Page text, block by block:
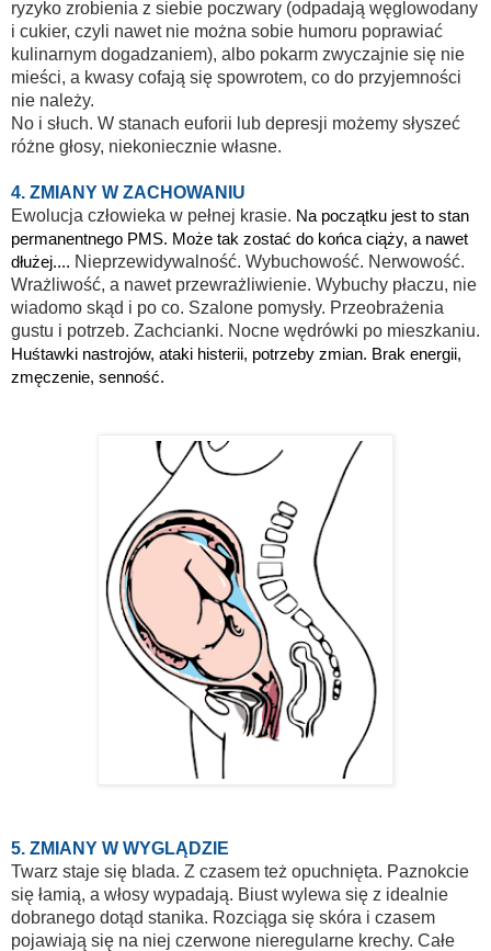
ryzyko zrobienia z siebie poczwary (odpadają węglowodany
i cukier, czyli nawet nie można sobie humoru poprawiać
kulinarnym dogadzaniem), albo pokarm zwyczajnie się nie
mieści, a kwasy cofają się spowrotem, co do przyjemności
nie należy.
No i słuch. W stanach euforii lub depresji możemy słyszeć
różne głosy, niekoniecznie własne.
4. ZMIANY W ZACHOWANIU
Ewolucja człowieka w pełnej krasie. Na początku jest to stan
permanentnego PMS. Może tak zostać do końca ciąży, a nawet
dłużej.... Nieprzewidywalność. Wybuchowość. Nerwowość.
Wrażliwość, a nawet przewrażliwienie. Wybuchy płaczu, nie
wiadomo skąd i po co. Szalone pomysły. Przeobrażenia
gustu i potrzeb. Zachcianki. Nocne wędrówki po mieszkaniu.
Huśtawki nastrojów, ataki histerii, potrzeby zmian. Brak energii,
zmęczenie, senność.
5. ZMIANY W WYGLĄDZIE
Twarz staje się blada. Z czasem też opuchnięta. Paznokcie
się łamią, a włosy wypadają. Biust wylewa się z idealnie
dobranego dotąd stanika. Rozciąga się skóra i czasem
pojawiają się na niej czerwone nieregularne krechy. Całe